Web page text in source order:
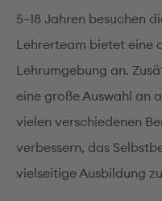
5–18 Jahren besuchen
Lehrerteam bietet eine
Lehrumgebung an.
eine große Auswahl an
vielen verschiedenen
verbessern, das
vielseitige Ausbildung